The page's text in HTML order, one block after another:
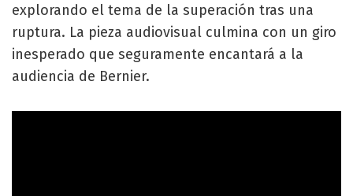
explorando el tema de la superación tras una
ruptura. La pieza audiovisual culmina con un giro
inesperado que seguramente encantará a la
audiencia de Bernier.